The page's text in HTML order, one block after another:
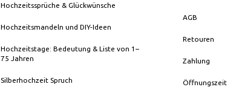
Hochzeitssprüche & Glückwünsche
Hochzeitsmandeln und DIY-Ideen
Hochzeitstage: Bedeutung & Liste von 1–
75 Jahren
Silberhochzeit Spruch
AGB
Retouren
Zahlung
Öffnungszeit